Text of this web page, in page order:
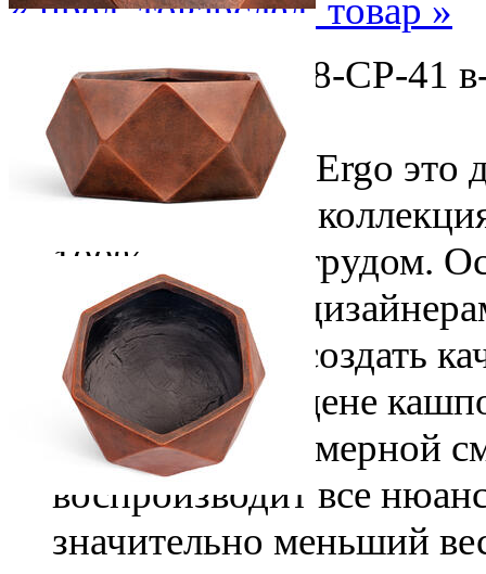
« пред. товарслед. товар »
Арт.: 41.1019-0028-CP-41
описание
Кашпо TREEZ Ergo это
форме и стилю
100% ручным трудом.
бельгийскими
позволяющий создать
доступные по цене
цемента и полимерной
воспроизводит все
значительно меньший